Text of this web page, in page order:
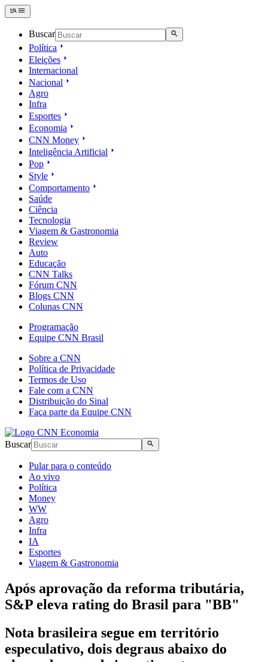
Buscar
Política
Eleições
Internacional
Nacional
Agro
Infra
Esportes
Economia
CNN Money
Inteligência Artificial
Pop
Style
Comportamento
Saúde
Ciência
Tecnologia
Viagem & Gastronomia
Review
Auto
Educação
CNN Talks
Fórum CNN
Blogs CNN
Colunas CNN
Programação
Equipe CNN Brasil
Sobre a CNN
Política de Privacidade
Termos de Uso
Fale com a CNN
Distribuição do Sinal
Faça parte da Equipe CNN
Buscar
Pular para o conteúdo
Ao vivo
Política
Money
WW
Agro
Infra
IA
Esportes
Viagem & Gastronomia
Após aprovação da reforma tributária,
S&P eleva rating do Brasil para "BB"
Nota brasileira segue em território
especulativo, dois degraus abaixo do